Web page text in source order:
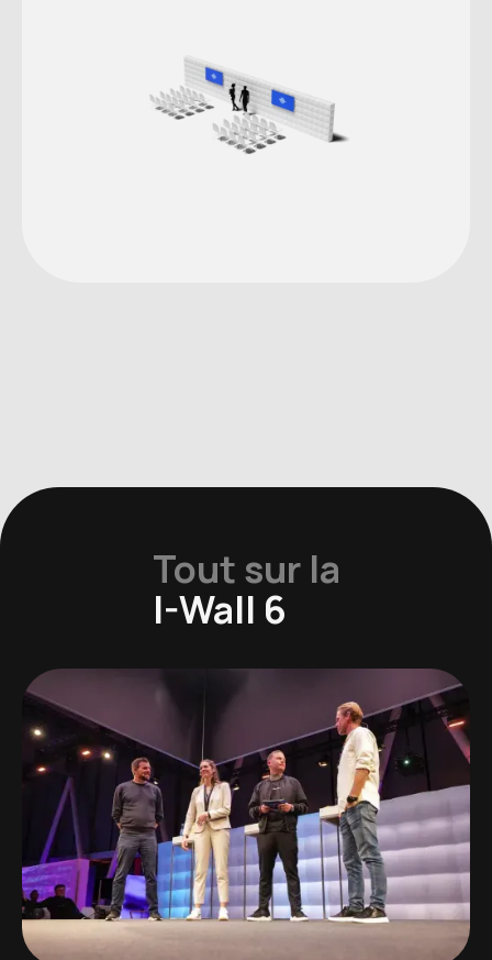
Tout sur la
I-Wall 6